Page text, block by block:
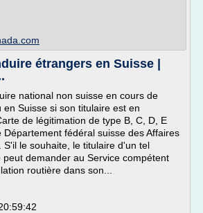
étrangers en Suisse |
national non suisse en cours de
Suisse si son titulaire est en
de légitimation de type B, C, D, E
Département fédéral suisse des Affaires
S'il le souhaite, le titulaire d'un tel
peut demander au Service compétent
routière dans son...